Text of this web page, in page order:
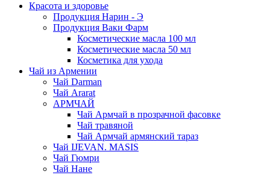
Красота и здоровье
Продукция Нарин - Э
Продукция Ваки Фарм
Косметические масла 100 мл
Косметические масла 50 мл
Косметика для ухода
Чай из Армении
Чай Darman
Чай Ararat
АРМЧАЙ
Чай Армчай в прозрачной фасовке
Чай травяной
Чай Армчай армянский тараз
Чай IJEVAN. MASIS
Чай Гюмри
Чай Нане